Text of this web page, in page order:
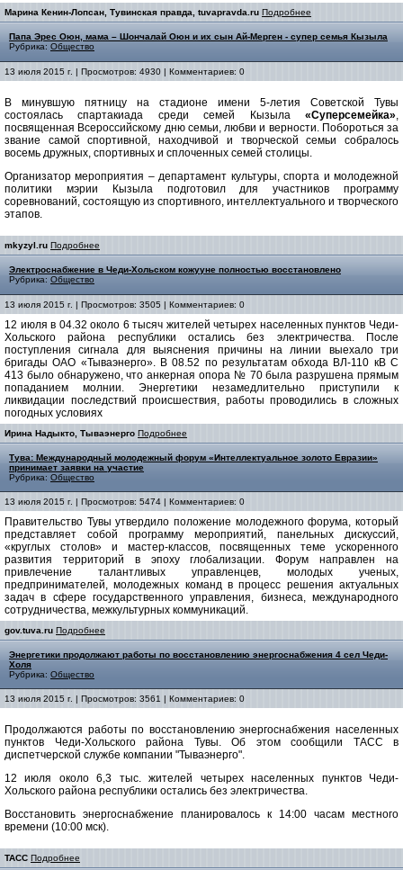
Марина Кенин-Лопсан, Тувинская правда, tuvapravda.ru Подробнее
Папа Эрес Оюн, мама – Шончалай Оюн и их сын Ай-Мерген - супер семья Кызыла
Рубрика: Общество
13 июля 2015 г. | Просмотров: 4930 | Комментариев: 0
В минувшую пятницу на стадионе имени 5-летия Советской Тувы
состоялась спартакиада среди семей Кызыла«Суперсемейка»,
посвященная Всероссийскому дню семьи, любви и верности. Побороться за
звание самой спортивной, находчивой и творческой семьи собралось
восемь дружных, спортивных и сплоченных семей столицы.
Организатор мероприятия – департамент культуры, спорта и молодежной
политики мэрии Кызыла подготовил для участников программу
соревнований, состоящую из спортивного, интеллектуального и творческого
этапов.
mkyzyl.ru Подробнее
Электроснабжение в Чеди-Хольском кожууне полностью восстановлено
Рубрика: Общество
13 июля 2015 г. | Просмотров: 3505 | Комментариев: 0
12 июля в 04.32 около 6 тысяч жителей четырех населенных пунктов Чеди-
Хольского района республики остались без электричества. После
поступления сигнала для выяснения причины на линии выехало три
бригады ОАО «Тываэнерго». В 08.52 по результатам обхода ВЛ-110 кВ С
413 было обнаружено, что анкерная опора № 70 была разрушена прямым
попаданием молнии. Энергетики незамедлительно приступили к
ликвидации последствий происшествия, работы проводились в сложных
погодных условиях
Ирина Надыкто, Тываэнерго Подробнее
Тува: Международный молодежный форум «Интеллектуальное золото Евразии»
принимает заявки на участие
Рубрика: Общество
13 июля 2015 г. | Просмотров: 5474 | Комментариев: 0
Правительство Тувы утвердило положение молодежного форума, который
представляет собой программу мероприятий, панельных дискуссий,
«круглых столов» и мастер-классов, посвященных теме ускоренного
развития территорий в эпоху глобализации. Форум направлен на
привлечение талантливых управленцев, молодых ученых,
предпринимателей, молодежных команд в процесс решения актуальных
задач в сфере государственного управления, бизнеса, международного
сотрудничества, межкультурных коммуникаций.
gov.tuva.ru Подробнее
Энергетики продолжают работы по восстановлению энергоснабжения 4 сел Чеди-
Холя
Рубрика: Общество
13 июля 2015 г. | Просмотров: 3561 | Комментариев: 0
Продолжаются работы по восстановлению энергоснабжения населенных
пунктов Чеди-Хольского района Тувы. Об этом сообщили ТАСС в
диспетчерской службе компании "Тываэнерго".
12 июля около 6,3 тыс. жителей четырех населенных пунктов Чеди-
Хольского района республики остались без электричества.
Восстановить энергоснабжение планировалось к 14:00 часам местного
времени (10:00 мск).
ТАСС Подробнее